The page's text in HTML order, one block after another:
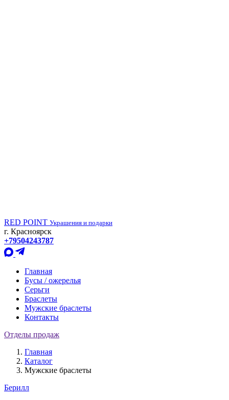
RED POINT Украшения и подарки
г. Красноярск
+79504243787
Главная
Бусы / ожерелья
Серьги
Браслеты
Мужские браслеты
Контакты
Отделы продаж
Главная
Каталог
Мужские браслеты
Берилл